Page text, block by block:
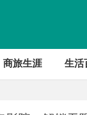
商旅生涯 生活